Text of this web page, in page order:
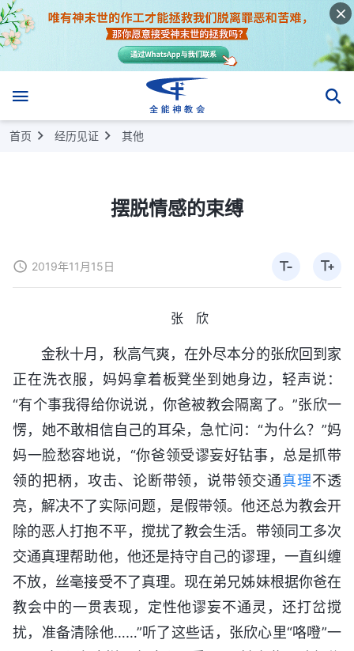
首页 经历见证 其他
摆脱情感的束缚
2019年11月15日
张 欣
金秋十月，秋高气爽，在外尽本分的张欣回到家
正在洗衣服，妈妈拿着板凳坐到她身边，轻声说：
“有个事我得给你说说，你爸被教会隔离了。”张欣一
愣，她不敢相信自己的耳朵，急忙问：“为什么？”妈
妈一脸愁容地说，“你爸领受谬妄好钻事，总是抓带
领的把柄，攻击、论断带领，说带领交通真理不透
亮，解决不了实际问题，是假带领。他还总为教会开
除的恶人打抱不平，搅扰了教会生活。带领同工多次
交通真理帮助他，他还是持守自己的谬理，一直纠缠
不放，丝毫接受不了真理。现在弟兄姊妹根据你爸在
教会中的一贯表现，定性他谬妄不通灵，还打岔搅
扰，准备清除他……”听了这些话，张欣心里“咯噔”一